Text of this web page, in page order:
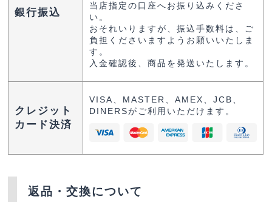
銀行振込
当店指定の口座へお振り込みくださ
い。
おそれいりますが、振込手数料は、ご
負担くださいますようお願いいたしま
す。
入金確認後、商品を発送いたします。
クレジット
カード決済
VISA、MASTER、AMEX、JCB、
DINERSがご利用いただけます。
返品・交換について